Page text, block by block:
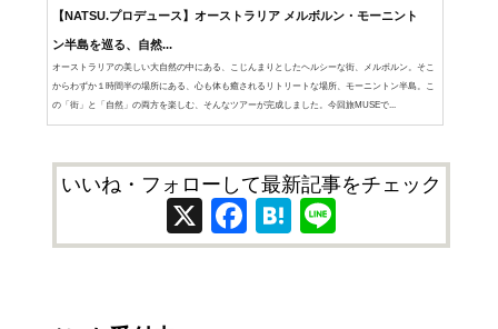
【NATSU.プロデュース】オーストラリア メルボルン・モーニント
ン半島を巡る、自然...
オーストラリアの美しい大自然の中にある、こじんまりとしたヘルシーな街、メルボルン。そこ
からわずか１時間半の場所にある、心も体も癒されるリトリートな場所、モーニントン半島。こ
の「街」と「自然」の両方を楽しむ、そんなツアーが完成しました。今回旅MUSEで...
いいね・フォローして最新記事をチェック
X Facebook
Hatena